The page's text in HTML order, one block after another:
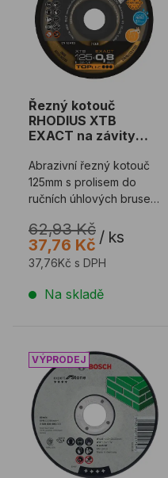
Řezný kotouč
RHODIUS XTB
EXACT na závity
Abrazivní řezný kotouč
125mm s prolisem do
ručních úhlových brusek
k řezání závitových tyčí
z ...
62,93 Kč
37,76 Kč / ks
37,76Kč s DPH
Na skladě
Řezný kotouč BOSCH